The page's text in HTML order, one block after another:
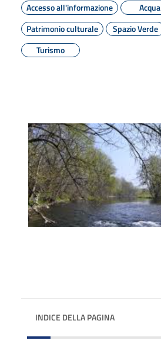
Accesso all'informazione
Acqua
Patrimonio culturale
Spazio Verde
Turismo
INDICE DELLA PAGINA